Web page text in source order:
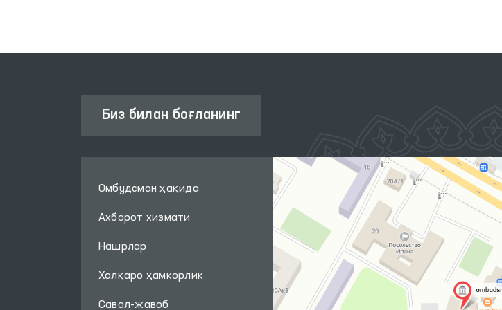
Биз билан боғланинг
Омбудсман ҳақида
Ахборот хизмати
Нашрлар
Халқаро ҳамкорлик
Савол-жавоб